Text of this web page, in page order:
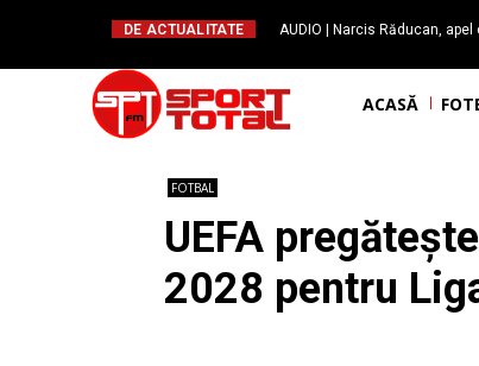
DE ACTUALITATE
AUDIO | Narcis Răducan,
ACASĂ
FOTBAL
UEFA
2028 pentru